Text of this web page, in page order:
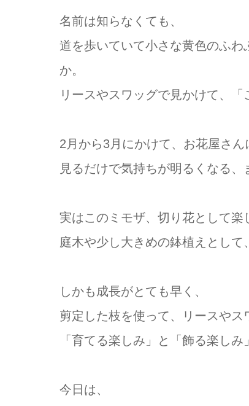
名前は知らなくても、
道を歩いていて小さな黄色のふ
か。
リースやスワッグで見かけて、「
2月から3月にかけて、お花屋さん
見るだけで気持ちが明るくなる、
実はこのミモザ、切り花として楽
庭木や少し大きめの鉢植えとして
しかも成長がとても早く、
剪定した枝を使って、リースやス
「育てる楽しみ」と「飾る楽し
今日は、